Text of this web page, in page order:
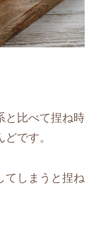
と比べて捏ね時
です。
てしまうと捏ね